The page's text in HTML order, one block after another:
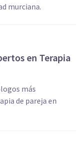
murciana.
en Terapia
más
de pareja en